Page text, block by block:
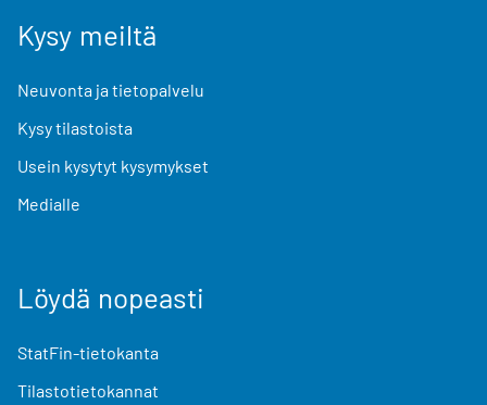
Kysy meiltä
Neuvonta ja tietopalvelu
Kysy tilastoista
Usein kysytyt kysymykset
Medialle
Löydä nopeasti
StatFin-tietokanta
Tilastotietokannat